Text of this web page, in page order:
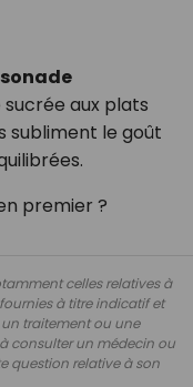
aux plats
subliment le goût
premier ?
celles relatives à
à titre indicatif et
traitement ou une
consulter un médecin ou
question relative à son